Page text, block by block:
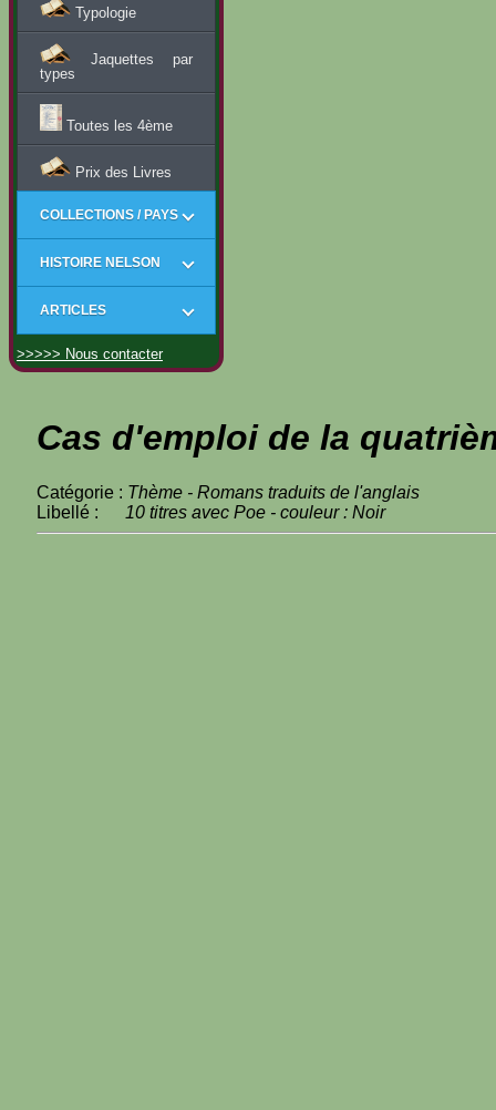
Typologie
Jaquettes par
types
Toutes les 4ème
Prix des Livres
COLLECTIONS / PAYS
HISTOIRE NELSON
ARTICLES
>>>>> Nous contacter
Cas d'emploi de la
Catégorie : Thème - Romans traduits de l'anglais
Libellé : 10 titres avec Poe - couleur : Noir